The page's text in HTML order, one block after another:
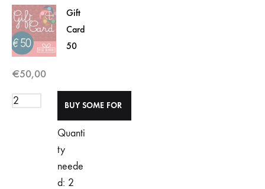
Gift
Card
50
€50,00
Quanti
ty
neede
d: 2